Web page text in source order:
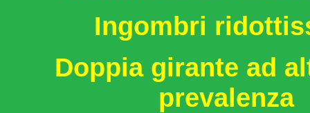
Ingombri
Doppia girante ad
prevalenza